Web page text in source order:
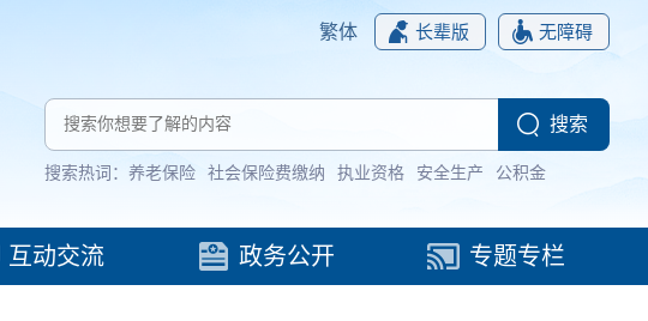
繁体 长辈版 无障碍
搜索热词： 养老保险 社会保险费缴纳 执业资格 安全生产 公积金
互动交流 政务公开 专题专栏